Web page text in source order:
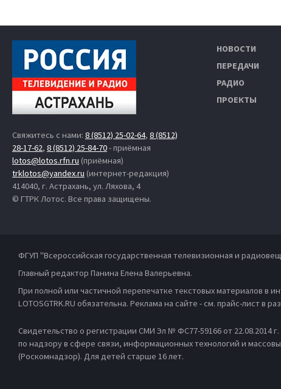
Свяжитесь с нами: 8 (8512) 25-02-64, 8 (8512)
28-17-62, 8 (8512) 25-84-70- приёмная
lotos@lotos.rfn.ru (приёмная)
trklotos@yandex.ru (интернет-редакция)
414040, г. Астрахань, ул. Ляхова, 4
© ГТРК Лотос. Все права защищены.
НОВОСТИ
ПЕРЕДАЧИ
РАДИО
ПРОЕКТЫ
ФГУП "Всероссийская государственная телевизионная и
Главный редактор Панина Елена Валерьевна.
При полной или частичной перепечатке текстовых материалов в
LOTOSGTRK.RU обязательна. Реклама на сайте - см. прайс-лист в
Свидетельство о регистрации СМИ Эл № ФС77-59166 от 22.08.2014
по надзору в сфере связи, информационных технологий и
(Роскомнадзор). Для детей старше 16 лет.